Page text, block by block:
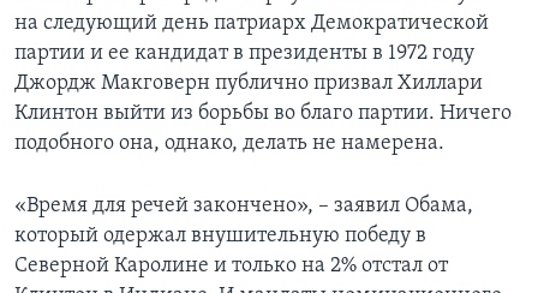
Языки
на следующий день патриарх Демократической
партии и ее кандидат в президенты в 1972 году
Джордж Макговерн публично призвал Хиллари
Клинтон выйти из борьбы во благо партии. Ничего
подобного она, однако, делать не намерена.
«Время для речей закончено», – заявил Обама,
который одержал внушительную победу в
Северной Каролине и только на 2% отстал от